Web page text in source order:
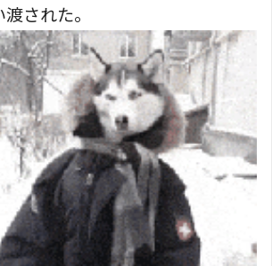
された。